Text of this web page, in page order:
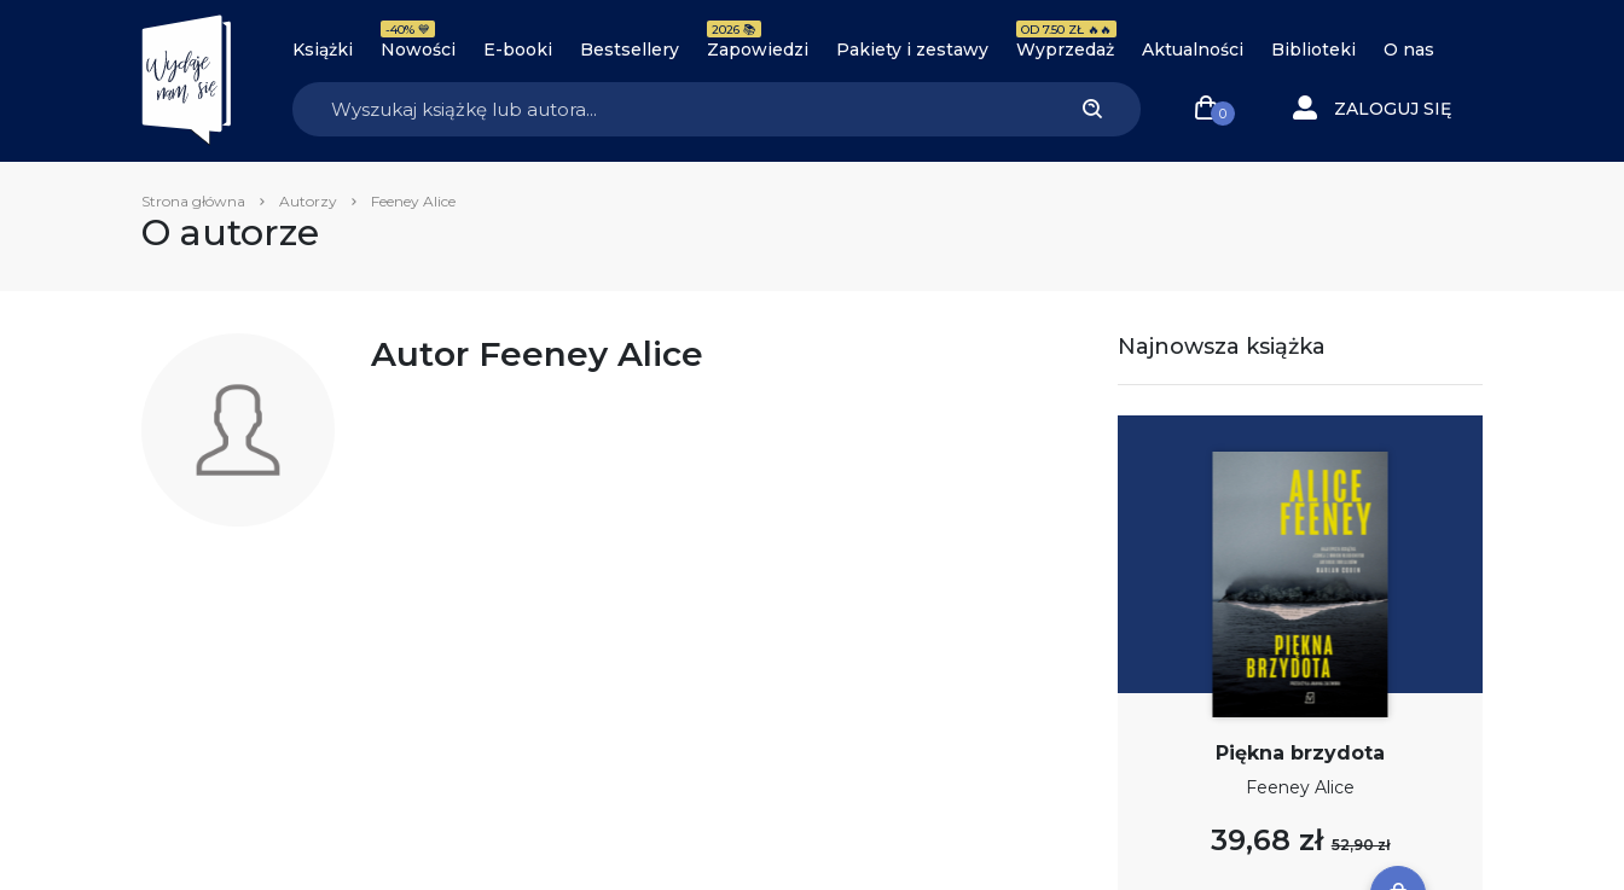
Książki Nowości
-40% 💙
E-booki Bestsellery Zapowiedzi
2026 📚
Pakiety i zestawy Wyprzedaż
OD 7.50 ZŁ 🔥🔥
Aktualności Biblioteki O nas
0 ZALOGUJ SIĘ
Strona główna Autorzy Feeney Alice
O autorze
Autor Feeney Alice Najnowsza książka
Piękna brzydota
Feeney Alice
39,68 zł52,90 zł